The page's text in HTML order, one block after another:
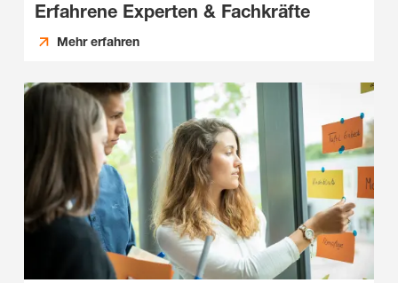
Erfahrene Experten & Fachkräfte
Mehr erfahren